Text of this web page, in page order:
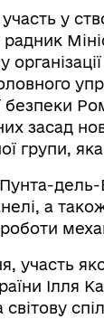
у
безпеки
засад
групи,
а
участь
Ілля